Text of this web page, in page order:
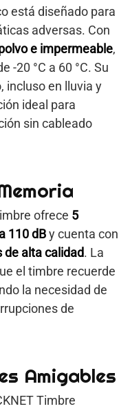
está diseñado para
adversas. Con
e impermeable,
-20 °C a 60 °C. Su
incluso en lluvia y
ideal para
sin cableado
ofrece 5
110 dBy cuenta con
de alta calidad. La
el timbre recuerde
la necesidad de
de
Amigables
Timbre